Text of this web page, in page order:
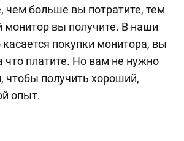
чем больше вы потратите, тем
монитор вы получите. В наши
покупки монитора, вы
что платите. Но вам не нужно
чтобы получить хороший,
опыт.